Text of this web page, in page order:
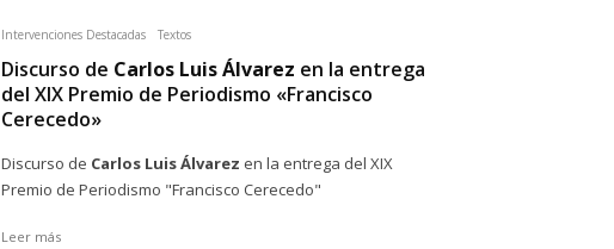
Intervenciones Destacadas Textos
Discurso de Carlos Luis Álvarez en la entrega
del XIX Premio de Periodismo «Francisco
Cerecedo»
Discurso de Carlos Luis Álvarez en la entrega del XIX
Premio de Periodismo "Francisco Cerecedo"
Leer más